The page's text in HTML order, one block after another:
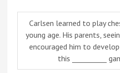
Carlsen learned to play
young age. His parents,
encouraged him to
this __________